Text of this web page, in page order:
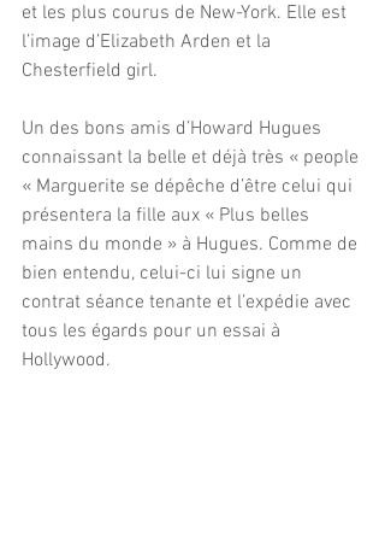
et les plus courus de New-York. Elle est
l’image d’Elizabeth Arden et la
Chesterfield girl.
Un des bons amis d’Howard Hugues
connaissant la belle et déjà très « people
« Marguerite se dépêche d’être celui qui
présentera la fille aux « Plus belles
mains du monde » à Hugues. Comme de
bien entendu, celui-ci lui signe un
contrat séance tenante et l’expédie avec
tous les égards pour un essai à
Hollywood.